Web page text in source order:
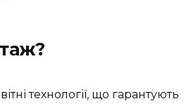
технології, що гарантують